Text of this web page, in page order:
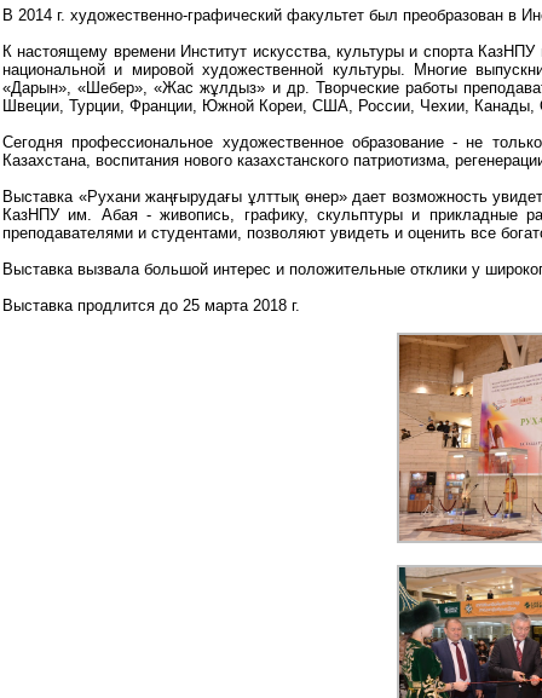
В 2014 г. художественно-графический факультет был преобразован в
К настоящему времени Институт искусства, культуры и спорта
национальной и мировой художественной культуры. Многие
«Дарын», «Шебер», «Жас жұлдыз» и др. Творческие работы
Швеции, Турции, Франции, Южной Кореи, США, России, Чехии, Канады,
Сегодня профессиональное художественное образование - не
Казахстана, воспитания нового казахстанского патриотизма,
Выставка «Рухани жаңғырудағы ұлттық өнер» дает возможность
КазНПУ им. Абая - живопись, графику, скульптуры и прикладные
преподавателями и студентами, позволяют увидеть и оценить все
Выставка вызвала большой интерес и положительные отклики у
Выставка продлится до 25 марта 2018 г.